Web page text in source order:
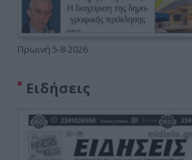
Πρωινή 5-8-2026
Ειδήσεις